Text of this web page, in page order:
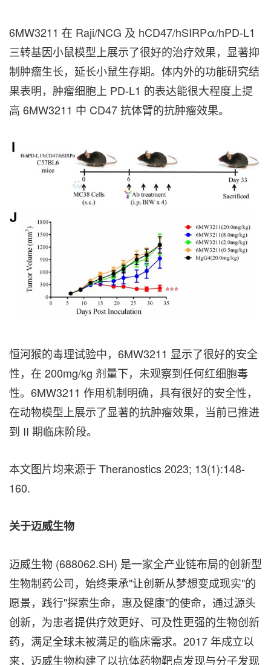
6MW3211 在 Raji/NCG 及 hCD47/hSIRPα/hPD-L1
三转基因小鼠模型上展示了很好的治疗效果，显著抑
制肿瘤生长，延长小鼠生存期。体内外的功能研究结
果表明，肿瘤细胞上 PD-L1 的表达能很大程度上提
高 6MW3211 中 CD47 抗体臂的抗肿瘤效果。
恒河猴的毒理试验中，6MW3211 显示了很好的安全
性，在 200mg/kg 剂量下，未观察到任何红细胞毒
性。6MW3211 作用机制明确，具有很好的安全性，
在动物模型上展示了显著的抗肿瘤效果，当前已推进
到 II 期临床阶段。
本文图片均来源于 Theranostics 2023; 13(1):148-
160.
关于迈威生物
迈威生物 (688062.SH) 是一家全产业链布局的创新型
生物制药公司，始终秉承"让创新从梦想变成现实"的
愿景，践行"探索生命，惠及健康"的使命，通过源头
创新，为患者提供疗效更好、可及性更强的生物创新
药，满足全球未被满足的临床需求。2017 年成立以
来，迈威生物构建了以抗体药物靶点发现与分子发现